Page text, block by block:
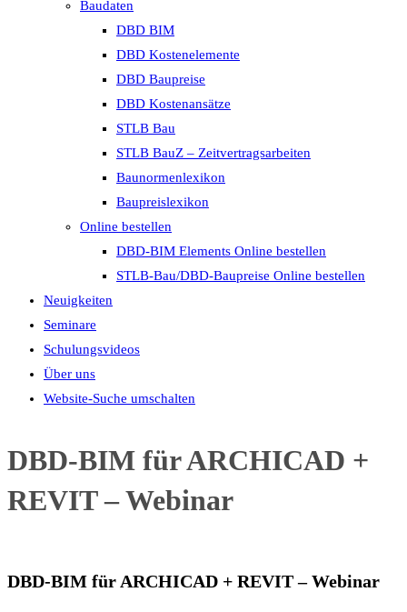
Baudaten
DBD BIM
DBD Kostenelemente
DBD Baupreise
DBD Kostenansätze
STLB Bau
STLB BauZ – Zeitvertragsarbeiten
Baunormenlexikon
Baupreislexikon
Online bestellen
DBD-BIM Elements Online bestellen
STLB-Bau/DBD-Baupreise Online bestellen
Neuigkeiten
Seminare
Schulungsvideos
Über uns
Website-Suche umschalten
DBD-BIM für ARCHICAD +
REVIT – Webinar
DBD-BIM für ARCHICAD + REVIT – Webinar